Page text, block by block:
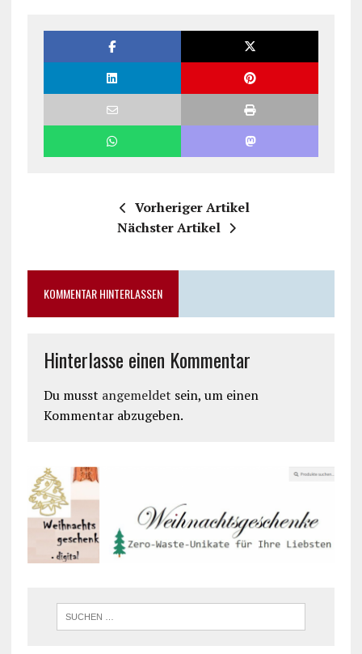
Vorheriger Artikel
Nächster Artikel
KOMMENTAR HINTERLASSEN
Hinterlasse einen Kommentar
Du musst angemeldet sein, um einen
Kommentar abzugeben.